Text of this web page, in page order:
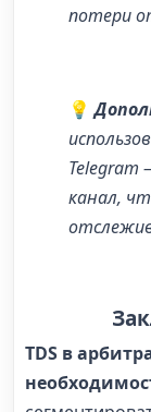
потери
💡
Telegram
канал,
TDS в